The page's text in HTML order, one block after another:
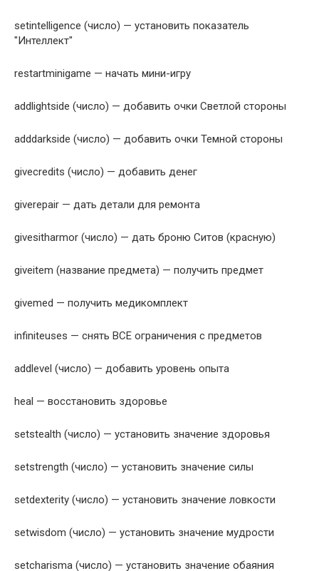
setintelligence (число) — установить показатель
"Интеллект"
restartminigame — начать мини-игру
addlightside (число) — добавить очки Светлой стороны
adddarkside (число) — добавить очки Темной стороны
givecredits (число) — добавить денег
giverepair — дать детали для ремонта
givesitharmor (число) — дать броню Ситов (красную)
giveitem (название предмета) — получить предмет
givemed — получить медикомплект
infiniteuses — снять ВСЕ ограничения с предметов
addlevel (число) — добавить уровень опыта
heal — восстановить здоровье
setstealth (число) — установить значение здоровья
setstrength (число) — установить значение силы
setdexterity (число) — установить значение ловкости
setwisdom (число) — установить значение мудрости
setcharisma (число) — установить значение обаяния